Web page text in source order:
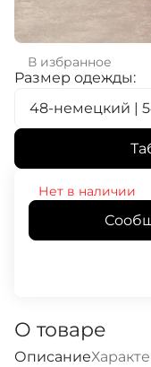
В избранное
Размер одежды:
48-немецкий |
Нет в наличии
О товаре
Описание